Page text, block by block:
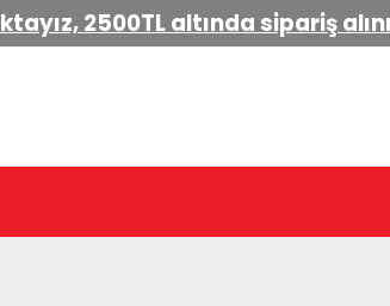
2500TL altında sipariş